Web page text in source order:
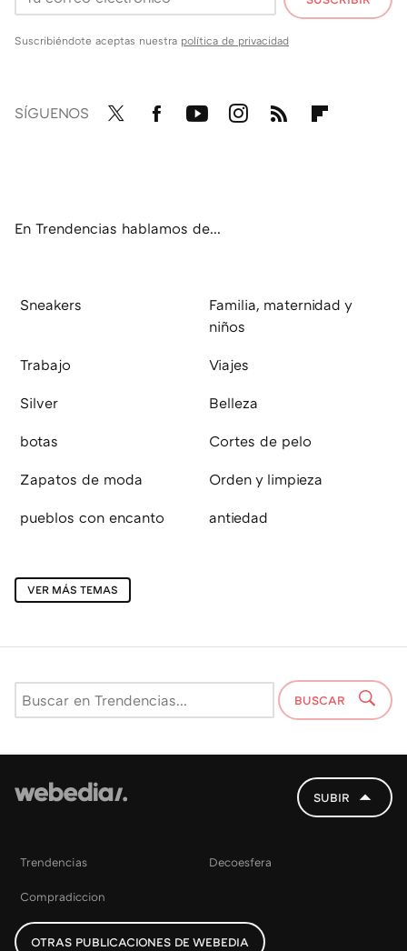
Suscribiéndote aceptas nuestra política de privacidad
SÍGUENOS
En Trendencias hablamos de...
Sneakers
Familia, maternidad y
niños
Trabajo Viajes
Silver Belleza
botas Cortes de pelo
Zapatos de moda Orden y limpieza
pueblos con encanto antiedad
VER MÁS TEMAS
BUSCAR
SUBIR
Trendencias Decoesfera
Compradiccion
OTRAS PUBLICACIONES DE WEBEDIA